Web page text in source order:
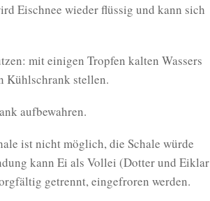
Eischnee wieder flüssig und kann sich
mit einigen Tropfen kalten Wassers
Kühlschrank stellen.
aufbewahren.
ist nicht möglich, die Schale würde
kann Ei als Vollei (Dotter und Eiklar
getrennt, eingefroren werden.